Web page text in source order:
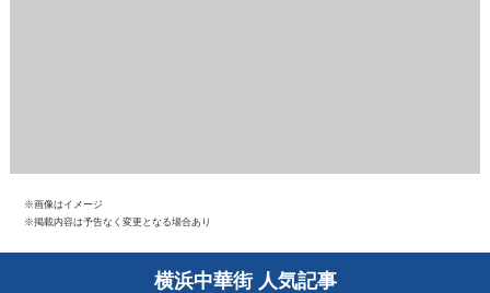
※画像はイメージ
※掲載内容は予告なく変更となる場合あり
横浜中華街 人気記事